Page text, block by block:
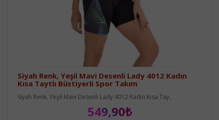
Siyah Renk, Yeşil Mavi Desenli Lady 4012 Kadın
Kısa Taytlı Büstiyerli Spor Takım
Siyah Renk, Yeşil Mavi Desenli Lady 4012 Kadın Kısa Tay..
549,90₺